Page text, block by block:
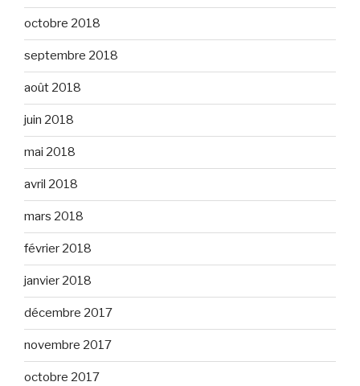
octobre 2018
septembre 2018
août 2018
juin 2018
mai 2018
avril 2018
mars 2018
février 2018
janvier 2018
décembre 2017
novembre 2017
octobre 2017